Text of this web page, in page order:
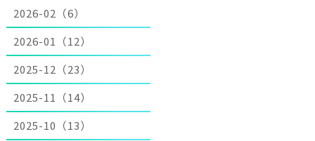
2026-02（6）
2026-01（12）
2025-12（23）
2025-11（14）
2025-10（13）